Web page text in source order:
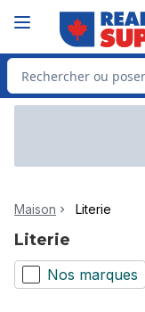
Rechercher des produits
Maison Literie
Literie
Nos marques